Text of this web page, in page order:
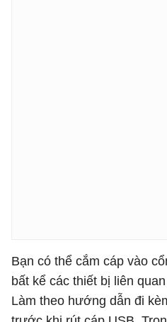
Bạn có thể cắm cáp vào
bất kể các thiết bị liên
Làm theo hướng dẫn đi